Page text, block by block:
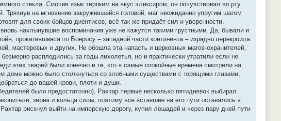
стекла. Смочив язык терпким на вкус эликсиром, он почувствовал во рту
Тряхнув на мгновение закружившейся головой, маг неожиданно упругим шагом
для своих бойцов диентисов, всё так же придаёт сил и уверенности.
нахлынувшие воспоминания уже не кажутся такими грустными. Да, бывали и
прокатившаяся по Бонросу – западной части континента – изрядно перекроила
мастеровых и других. Не обошла эта напасть и церковных магов-охранителей,
расплодились за годы лихолетья, но и практически утратили если не
этих тварей были конечно и те, кто в самые спокойные времена смотрели на
доме можно было столкнуться со злобными существами с горящими глазами,
до вашей крови, плоти и души.
было предостаточно), Рахтар первые несколько пятидневок выбирал
зёрна и кольца силы, поэтому все вставшие на его пути оставались в
рискнул выйти на имперскую дорогу, купил лошадей и через пару дней пути